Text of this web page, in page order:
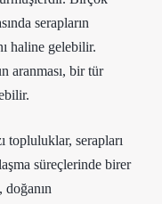
serapların
haline gelebilir.
aranması, bir tür
topluluklar, serapları
süreçlerinde birer